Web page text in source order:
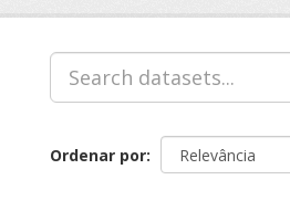
Ordenar por